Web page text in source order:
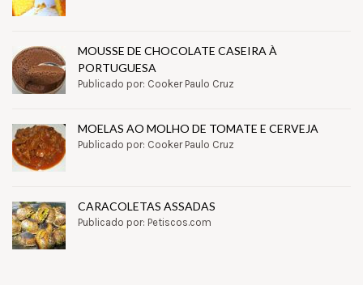
MOUSSE DE CHOCOLATE CASEIRA À
PORTUGUESA
Publicado por: Cooker Paulo Cruz
MOELAS AO MOLHO DE TOMATE E CERVEJA
Publicado por: Cooker Paulo Cruz
CARACOLETAS ASSADAS
Publicado por: Petiscos.com